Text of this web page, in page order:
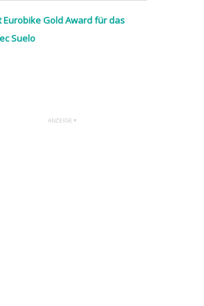
Eurobike Gold Award für das
Suelo